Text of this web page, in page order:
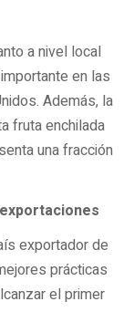
a nivel local
en las
Además, la
fruta enchilada
una fracción
exportador de
prácticas
el primer